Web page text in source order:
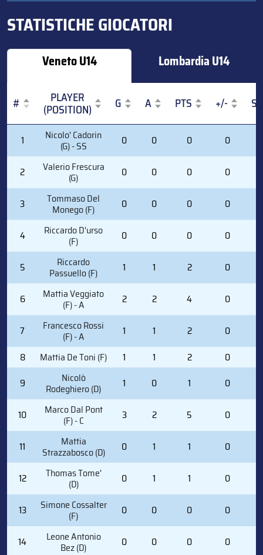
STATISTICHE GIOCATORI
Veneto U14 Lombardia U14
# PLAYER
(POSITION) G A PTS +/-
S
PLAYER
(POSITION)
1 Nicolo' Cadorin
(G) - SS 0 0 0 0
2 Valerio Frescura
(G) 0 0 0 0
3 Tommaso Del
Monego (F) 0 0 0 0
4 Riccardo D'urso
(F) 0 0 0 0
5 Riccardo
Passuello (F) 1 1 2 0
6 Mattia Veggiato
(F) - A 2 2 4 0
7 Francesco Rossi
(F) - A 1 1 2 0
8
Mattia De Toni (F) 1 1 2 0
9
Nicolò
Rodeghiero (D) 1 0 1 0
10 Marco Dal Pont
(F) - C 3 2 5 0
11 Mattia
Strazzabosco (D) 0 1 1 0
12 Thomas Tome'
(D) 0 1 1 0
13 Simone Cossalter
(F) 0 0 0 0
14 Leone Antonio
Bez (D) 0 0 0 0